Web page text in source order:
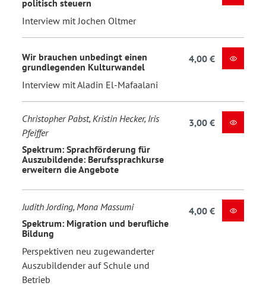
politisch steuern
Interview mit Jochen Oltmer
Wir brauchen unbedingt einen
grundlegenden Kulturwandel
Interview mit Aladin El-Mafaalani
4,00 €
Christopher Pabst, Kristin Hecker, Iris
Pfeiffer
Spektrum: Sprachförderung für
Auszubildende: Berufssprachkurse
erweitern die Angebote
3,00 €
Judith Jording, Mona Massumi
Spektrum: Migration und berufliche
Bildung
Perspektiven neu zugewanderter
Auszubildender auf Schule und
Betrieb
4,00 €